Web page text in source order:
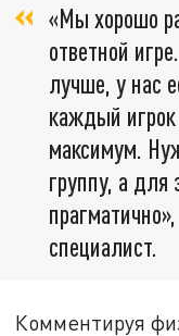
«Мы хорошо
ответной
лучше, у нас
каждый
максимум.
группу, а для
специалист.
Комментируя